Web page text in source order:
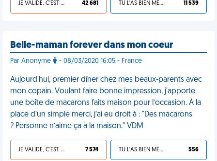
JE VALIDE, C'EST UNE VDM 42 681 TU L'AS BIEN MÉRITÉ 11 539
Belle-maman forever dans mon coeur
Par Anonyme - 08/03/2020 16:05 - France
Aujourd'hui, premier dîner chez mes beaux-parents avec
mon copain. Voulant faire bonne impression, j'apporte
une boîte de macarons faits maison pour l’occasion. À la
place d’un simple merci, j’ai eu droit à : "Des macarons
? Personne n’aime ça à la maison." VDM
JE VALIDE, C'EST UNE VDM 7 574 TU L'AS BIEN MÉRITÉ 556